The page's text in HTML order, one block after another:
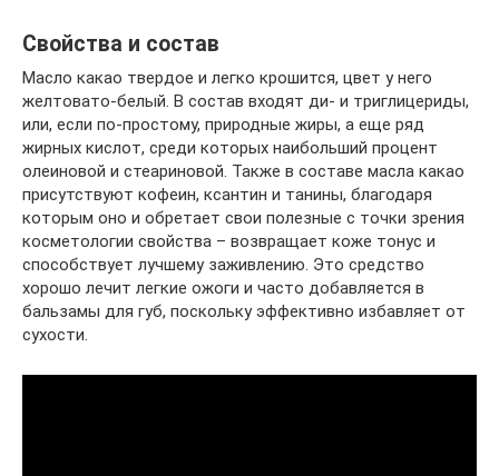
Свойства и состав
Масло какао твердое и легко крошится, цвет у него
желтовато-белый. В состав входят ди- и триглицериды,
или, если по-простому, природные жиры, а еще ряд
жирных кислот, среди которых наибольший процент
олеиновой и стеариновой. Также в составе масла какао
присутствуют кофеин, ксантин и танины, благодаря
которым оно и обретает свои полезные с точки зрения
косметологии свойства – возвращает коже тонус и
способствует лучшему заживлению. Это средство
хорошо лечит легкие ожоги и часто добавляется в
бальзамы для губ, поскольку эффективно избавляет от
сухости.